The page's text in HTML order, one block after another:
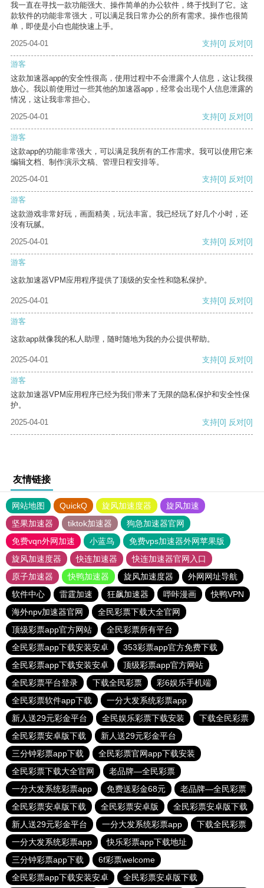
我一直在寻找一款功能强大、操作简单的办公软件，终于找到了它。这
款软件的功能非常强大，可以满足我日常办公的所有需求。操作也很简
单，即使是小白也能快速上手。
2025-04-01
支持[0] 反对[0]
游客
这款加速器app的安全性很高，使用过程中不会泄露个人信息，这让我很
放心。我以前使用过一些其他的加速器app，经常会出现个人信息泄露的
情况，这让我非常担心。
2025-04-01
支持[0] 反对[0]
游客
这款app的功能非常强大，可以满足我所有的工作需求。我可以使用它来
编辑文档、制作演示文稿、管理日程安排等。
2025-04-01
支持[0] 反对[0]
游客
这款游戏非常好玩，画面精美，玩法丰富。我已经玩了好几个小时，还
没有玩腻。
2025-04-01
支持[0] 反对[0]
游客
这款加速器VPM应用程序提供了顶级的安全性和隐私保护。
2025-04-01 支持[0] 反对[0]
游客
这款app就像我的私人助理，随时随地为我的办公提供帮助。
2025-04-01 支持[0] 反对[0]
游客
这款加速器VPM应用程序已经为我们带来了无限的隐私保护和安全性保
护。
2025-04-01
支持[0] 反对[0]
友情链接
网站地图 QuickQ 旋风加速度器
旋风加速
坚果加速器
tiktok加速器
狗急加速器官网
免费vqn外网加速
小蓝鸟
免费vps加速器外网苹果版
旋风加速度器
快连加速器
快连加速器官网入口
原子加速器
快鸭加速器 旋风加速度器
外网网址导航
软件中心
雷霆加速 狂飙加速器 哔咔漫画
快鸭VPN
海外npv加速器官网
全民彩票下载大全官网
顶级彩票app官方网站
全民彩票所有平台
全民彩票app下载安装安卓
353彩票app官方免费下载
全民彩票app下载安装安卓
顶级彩票app官方网站
全民彩票平台登录
下载全民彩票
彩6娱乐手机端
全民彩票软件app下载
一分大发系统彩票app
新人送29元彩金平台
全民娱乐彩票下载安装
下载全民彩票
全民彩票安卓版下载
新人送29元彩金平台
三分钟彩票app下载
全民彩票官网app下载安装
全民彩票下载大全官网
老品牌—全民彩票
一分大发系统彩票app
免费送彩金68元
老品牌—全民彩票
全民彩票安卓版下载
全民彩票安卓版
全民彩票安卓版下载
新人送29元彩金平台
一分大发系统彩票app
下载全民彩票
一分大发系统彩票app
快乐彩票app下载地址
三分钟彩票app下载
6f彩票welcome
全民彩票app下载安装安卓
全民彩票安卓版下载